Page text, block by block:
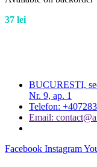
37 lei
BUCURESTI,
Nr. 9, ap. 1
Telefon:
Email:
Facebook Instagram